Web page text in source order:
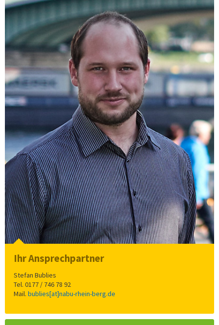
Ihr Ansprechpartner
Stefan Bublies
Tel. 0177 / 746 78 92
Mail. bublies[at]nabu-rhein-berg.de